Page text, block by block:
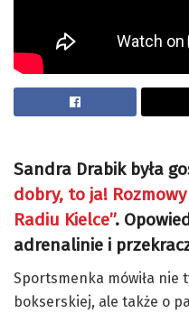
Sandra Drabik była
dobry, to ja!
Radiu Kielce”.
adrenalinie i
Sportsmenka mówiła nie
bokserskiej, ale także o